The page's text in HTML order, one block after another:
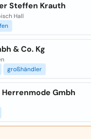
Steffen Krauth
Hall
& Co. Kg
großhändler
Gmbh